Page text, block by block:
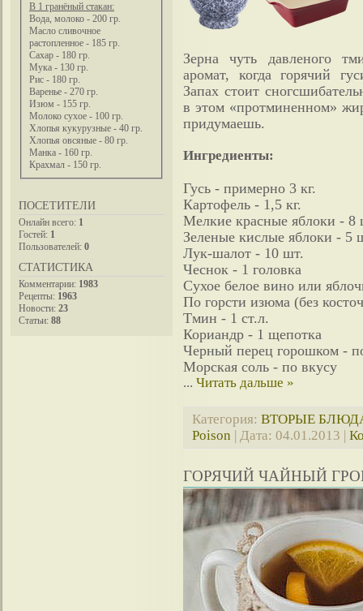
В 1 гранёный стакан:
Вода, молоко - 200 гр.
Масло сливочное
растопленное - 185 гр.
Сахар - 180 гр.
Мука - 130 гр.
Рис - 180 гр.
Варенье - 270 гр.
Изюм - 155 гр.
Молоко сухое - 100 гр.
Хлопья кукурузные - 40 гр.
Хлопья овсяные - 80 гр.
Манка - 160 гр.
Крахмал - 150 гр.
ПОСЕТИТЕЛИ
Онлайн всего: 1
Гостей: 1
Пользователей: 0
СТАТИСТИКА
Комментарии: 1983
Рецепты: 1963
Новости: 23
Статьи: 88
Зерна чуть давленого
аромат, когда горячий
Запах стоит
в этом «протминенном»
придумаешь.
Ингредиенты:
Гусь - примерно 3 кг.
Картофель - 1,5 кг.
Мелкие красные яблоки - 8
Зеленые кислые яблоки - 5
Лук-шалот - 10 шт.
Чеснок - 1 головка
Сухое белое вино или
По горсти изюма (без
Тмин - 1 ст.л.
Кориандр - 1 щепотка
Черный перец горошком -
Морская соль - по вкусу
... Читать дальше »
Категория: ВТОРЫЕ
Poison | Дата: 04.01.2013 |
ГОРЯЧИЙ ЧАЙНЫЙ